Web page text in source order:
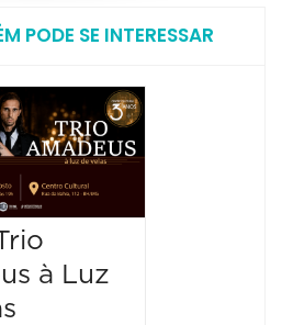
PODE SE INTERESSAR
à Luz